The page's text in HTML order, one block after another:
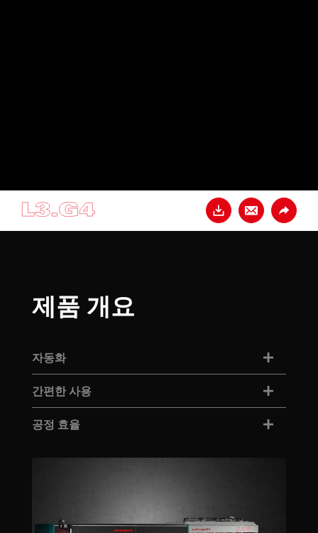
다운로드연락처공유
제품 개요
자동화
간편한 사용
공정 효율